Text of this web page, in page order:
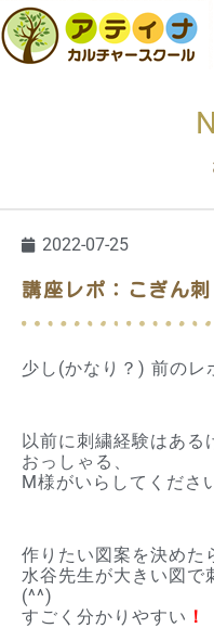
2022-07-25
講座レポ：こぎん
少し(かなり？) 前のレ
以前に刺繍経験はある
おっしゃる、
M様がいらしてくださ
作りたい図案を決めた
水谷先生が大きい図で
(^^)
すごく分かりやすい ！